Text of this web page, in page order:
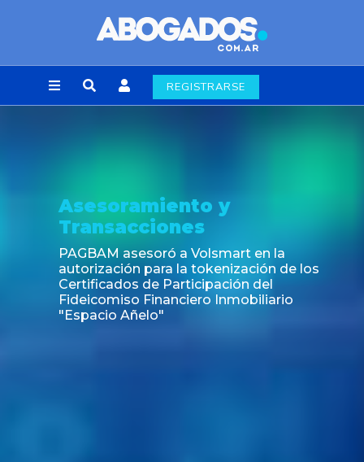
REGISTRARSE
Asesoramiento y
Transacciones
PAGBAM asesoró a Volsmart en la
autorización para la tokenización de los
Certificados de Participación del
Fideicomiso Financiero Inmobiliario
"Espacio Añelo"